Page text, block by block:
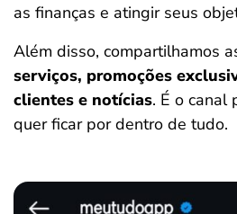
as finanças e atingir seus
Além disso, compartilhamos
serviços, promoções
clientes e notícias. É o canal
quer ficar por dentro de tudo.